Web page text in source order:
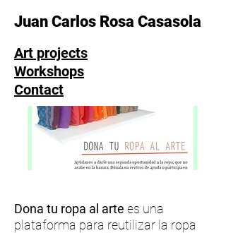
Juan Carlos Rosa Casasola
Art projects
Workshops
Contact
Dona tu ropa al arte es una
plataforma para reutilizar la ropa